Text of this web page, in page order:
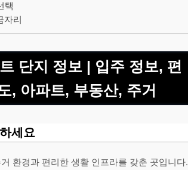
택
자리
단지 정보 | 입주 정보, 편
, 아파트, 부동산, 주거
세요
환경과 편리한 생활 인프라를 갖춘 곳입니다.